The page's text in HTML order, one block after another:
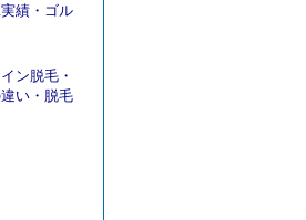
績 ・ ゴル
イン脱毛 ・
い ・ 脱毛